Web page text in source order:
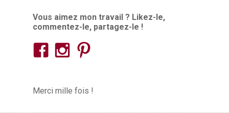
Vous aimez mon travail ? Likez-le,
commentez-le, partagez-le !
Merci mille fois !